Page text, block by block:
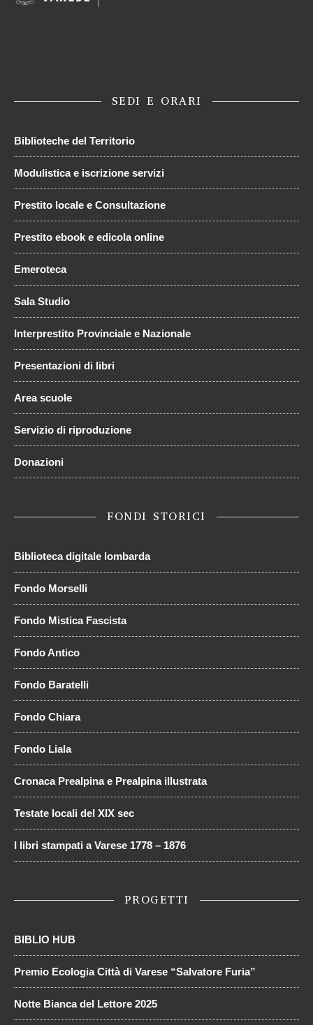
SEDI E ORARI
Biblioteche del Territorio
Modulistica e iscrizione servizi
Prestito locale e Consultazione
Prestito ebook e edicola online
Emeroteca
Sala Studio
Interprestito Provinciale e Nazionale
Presentazioni di libri
Area scuole
Servizio di riproduzione
Donazioni
FONDI STORICI
Biblioteca digitale lombarda
Fondo Morselli
Fondo Mistica Fascista
Fondo Antico
Fondo Baratelli
Fondo Chiara
Fondo Liala
Cronaca Prealpina e Prealpina illustrata
Testate locali del XIX sec
I libri stampati a Varese 1778 – 1876
PROGETTI
BIBLIO HUB
Premio Ecologia Città di Varese “Salvatore Furia”
Notte Bianca del Lettore 2025